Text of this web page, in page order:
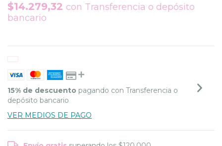
$14.279,32 con Transferencia o depósito
bancario
15% de descuento pagando con Transferencia o
depósito bancario
VER MEDIOS DE PAGO